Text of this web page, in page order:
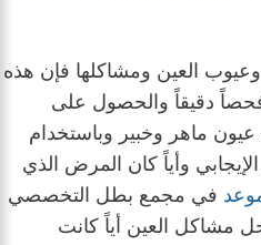
العين ومشاكلها فإن هذه
فحصاً دقيقاً والحصول على
ماهر وخبير وباستخدام
وأياً كان المرض الذي
في مجمع بطل التخصصي
مشاكل العين أياً كانت